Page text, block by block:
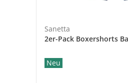
Sanetta
2er-Pack Boxershorts
Neu